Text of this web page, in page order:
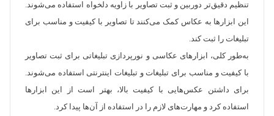
تنظیم دقیق‌تر دوربین و ثبت تصاویر با زاویه دلخواه استفاده می‌شوند.
این ابزارها به عکاس کمک می‌کنند تا تصاویر با کیفیت و مناسب برای
تبلیغات را ثبت کند.
به‌طور کلی، ابزارهای عکاسی و نورپردازی تبلیغاتی برای ثبت تصاویر
با کیفیت و مناسب برای تبلیغات و تبلیغات اینترنتی استفاده می‌شوند.
برای داشتن عکس‌هایی با کیفیت بالا، بهتر است از این ابزارها
استفاده کرد و مهارت‌های لازم را در استفاده از آن‌ها پیدا کرد.